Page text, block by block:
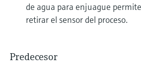
de agua para enjuague
retirar el sensor del proceso.
Predecesor